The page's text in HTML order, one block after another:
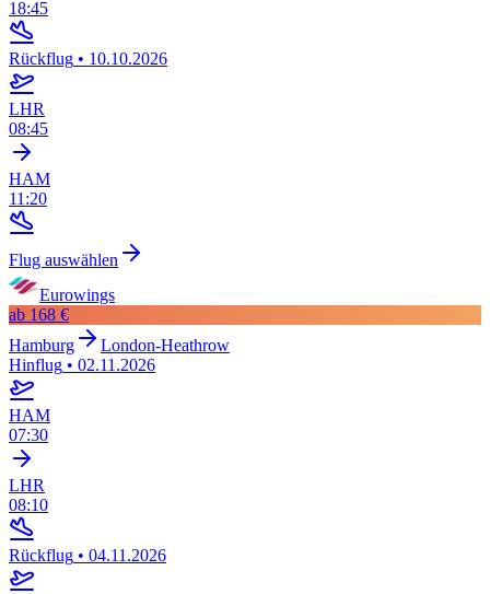
18:45
Rückflug • 10.10.2026
LHR
08:45
HAM
11:20
Flug auswählen
Eurowings
ab 168 €
Hamburg
London-Heathrow
Hinflug • 02.11.2026
HAM
07:30
LHR
08:10
Rückflug • 04.11.2026